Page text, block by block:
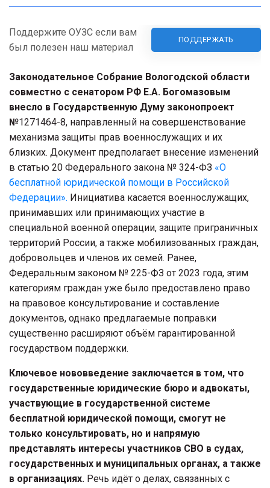
Поддержите ОУЗС если вам
был полезен наш материал
ПОДДЕРЖАТЬ
Законодательное Собрание Вологодской области
совместно с сенатором РФ Е.А. Богомазовым
внесло в Государственную Думу законопроект
№1271464-8, направленный на совершенствование
механизма защиты прав военнослужащих и их
близких. Документ предполагает внесение изменений
в статью 20 Федерального закона № 324-ФЗ «О
бесплатной юридической помощи в Российской
Федерации». Инициатива касается военнослужащих,
принимавших или принимающих участие в
специальной военной операции, защите приграничных
территорий России, а также мобилизованных граждан,
добровольцев и членов их семей. Ранее,
Федеральным законом № 225-ФЗ от 2023 года, этим
категориям граждан уже было предоставлено право
на правовое консультирование и составление
документов, однако предлагаемые поправки
существенно расширяют объём гарантированной
государством поддержки.
Ключевое нововведение заключается в том, что
государственные юридические бюро и адвокаты,
участвующие в государственной системе
бесплатной юридической помощи, смогут не
только консультировать, но и напрямую
представлять интересы участников СВО в судах,
государственных и муниципальных органах, а также
в организациях. Речь идёт о делах, связанных с